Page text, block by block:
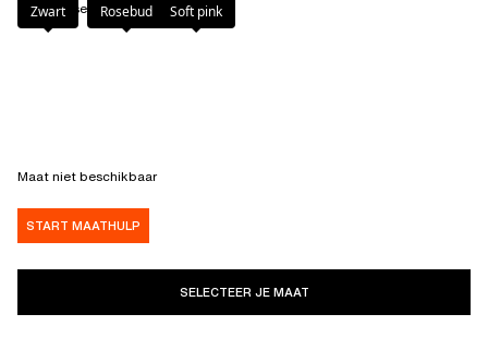
Kleur: Rosebud
Zwart Rosebud Soft pink
Maat niet beschikbaar
START MAATHULP
SELECTEER JE MAAT